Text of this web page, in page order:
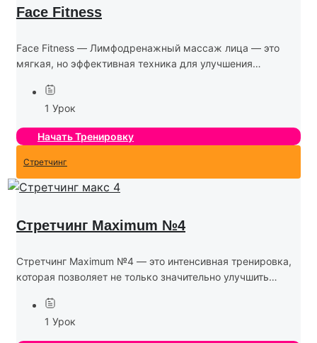
Face Fitness
Face Fitness — Лимфодренажный массаж лица — это
мягкая, но эффективная техника для улучшения
естественного сияния лица. Тренировка включает
комплекс массажных движений, направленных на...
1 Урок
Начать Тренировку
Стретчинг
Стретчинг Maximum №4
Стретчинг Maximum №4 — это интенсивная тренировка,
которая позволяет не только значительно улучшить
программе используются сложные и продолжительные
растяжки, а также...
1 Урок